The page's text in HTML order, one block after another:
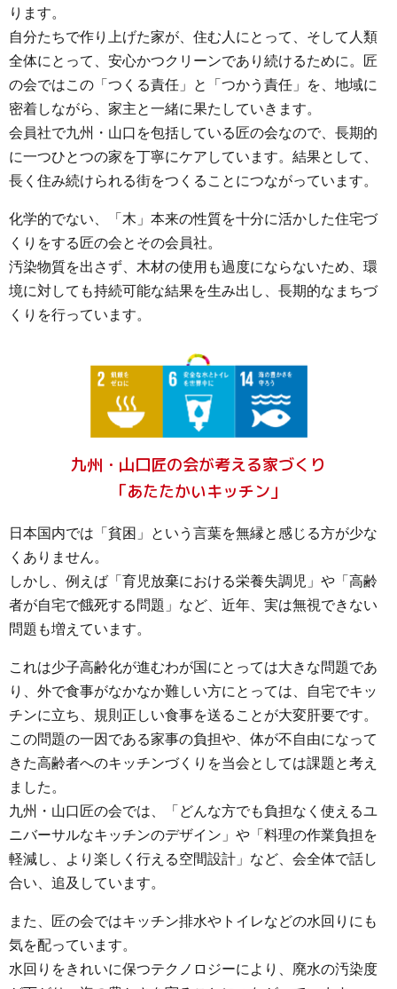
ります。
自分たちで作り上げた家が、住む人にとって、そして人類
全体にとって、安心かつクリーンであり続けるために。匠
の会ではこの「つくる責任」と「つかう責任」を、地域に
密着しながら、家主と一緒に果たしていきます。
会員社で九州・山口を包括している匠の会なので、長期的
に一つひとつの家を丁寧にケアしています。結果として、
長く住み続けられる街をつくることにつながっています。
化学的でない、「木」本来の性質を十分に活かした住宅づ
くりをする匠の会とその会員社。
汚染物質を出さず、木材の使用も過度にならないため、環
境に対しても持続可能な結果を生み出し、長期的なまちづ
くりを行っています。
九州・山口匠の会が考える家づくり
「あたたかいキッチン」
日本国内では「貧困」という言葉を無縁と感じる方が少な
くありません。
しかし、例えば「育児放棄における栄養失調児」や「高齢
者が自宅で餓死する問題」など、近年、実は無視できない
問題も増えています。
これは少子高齢化が進むわが国にとっては大きな問題であ
り、外で食事がなかなか難しい方にとっては、自宅でキッ
チンに立ち、規則正しい食事を送ることが大変肝要です。
この問題の一因である家事の負担や、体が不自由になって
きた高齢者へのキッチンづくりを当会としては課題と考え
ました。
九州・山口匠の会では、「どんな方でも負担なく使えるユ
ニバーサルなキッチンのデザイン」や「料理の作業負担を
軽減し、より楽しく行える空間設計」など、会全体で話し
合い、追及しています。
また、匠の会ではキッチン排水やトイレなどの水回りにも
気を配っています。
水回りをきれいに保つテクノロジーにより、廃水の汚染度